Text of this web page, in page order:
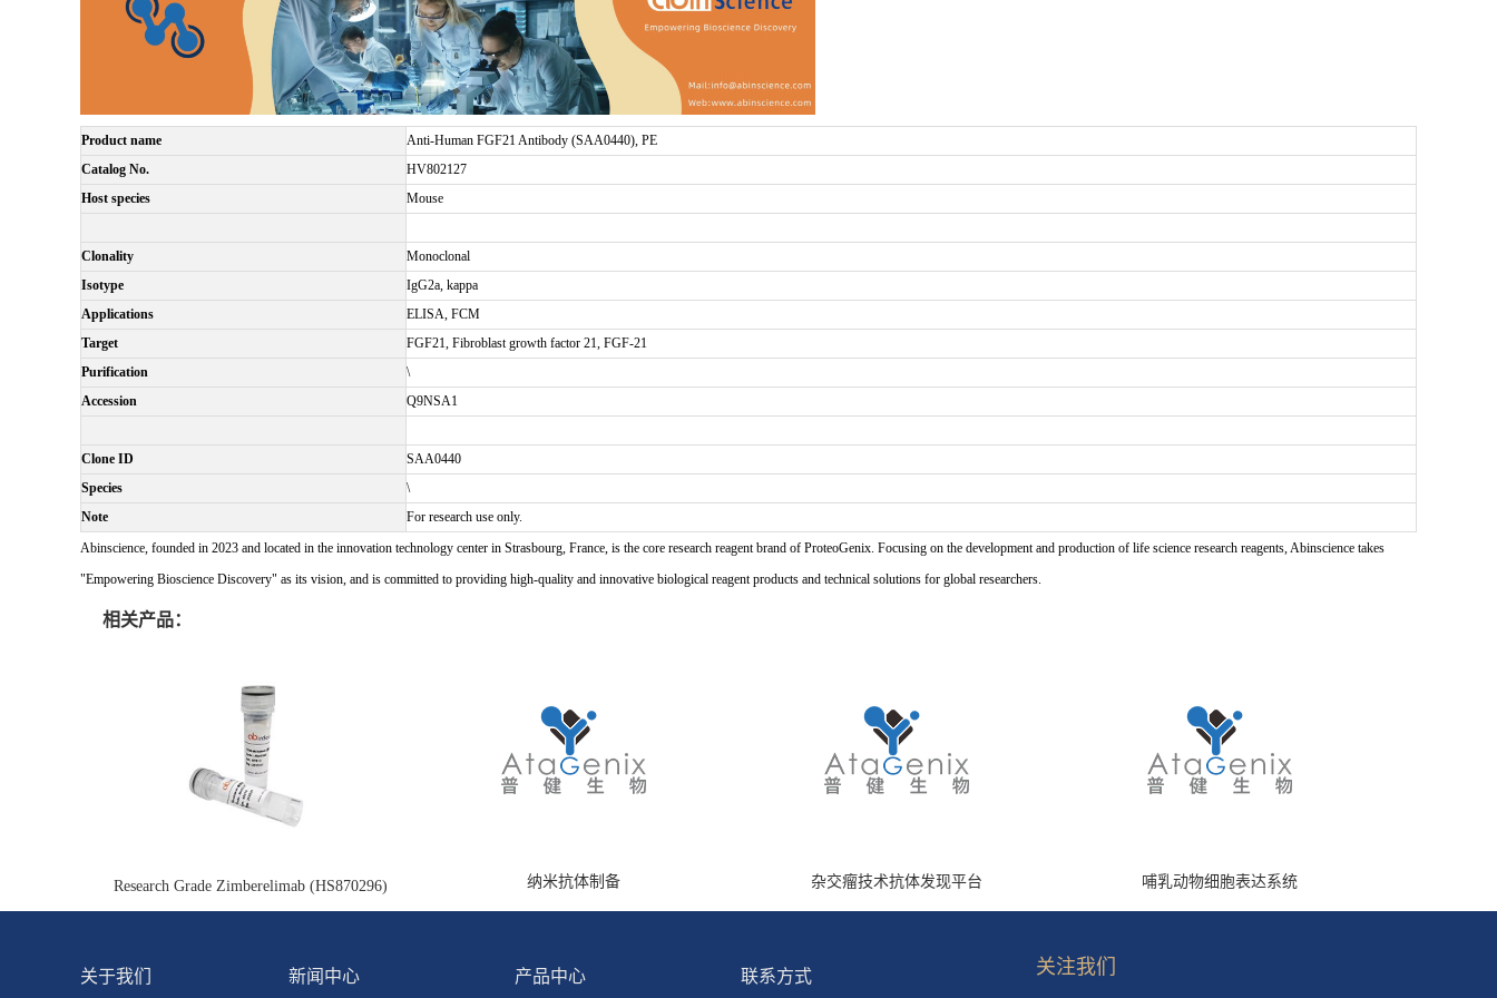
Product name
Anti-Human FGF21 Antibody (SAA0440), PE
Catalog No.
HV802127
Host species
Mouse
Clonality
Monoclonal
Isotype
IgG2a, kappa
Applications
ELISA, FCM
Target
FGF21, Fibroblast growth factor 21, FGF-21
Purification
\
Accession
Q9NSA1
Clone ID
SAA0440
Species
\
Note
For research use only.
Abinscience, founded in 2023 and located in the innovation technology center in Strasbourg, France, is the core research reagent brand of ProteoGenix. Focusing on the development and production of life science research reagents, Abinscience takes
"Empowering Bioscience Discovery" as its vision, and is committed to providing high-quality and innovative biological reagent products and technical solutions for global researchers.
相关产品：
Research Grade Zimberelimab (HS870296) 纳米抗体制备 杂交瘤技术抗体发现平台 哺乳动物细胞表达系统
关于我们 新闻中心 产品中心 联系方式 关注我们